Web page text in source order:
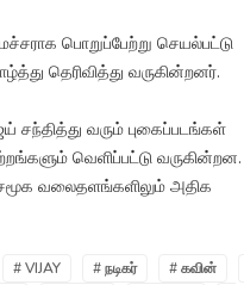
பொறுப்பேற்று செயல்பட்டு
தெரிவித்து வருகின்றனர்.
சந்தித்து வரும் புகைப்படங்கள்
வெளிப்பட்டு வருகின்றன.
வலைதளங்களிலும் அதிக
# VIJAY # நடிகர் # கவின்